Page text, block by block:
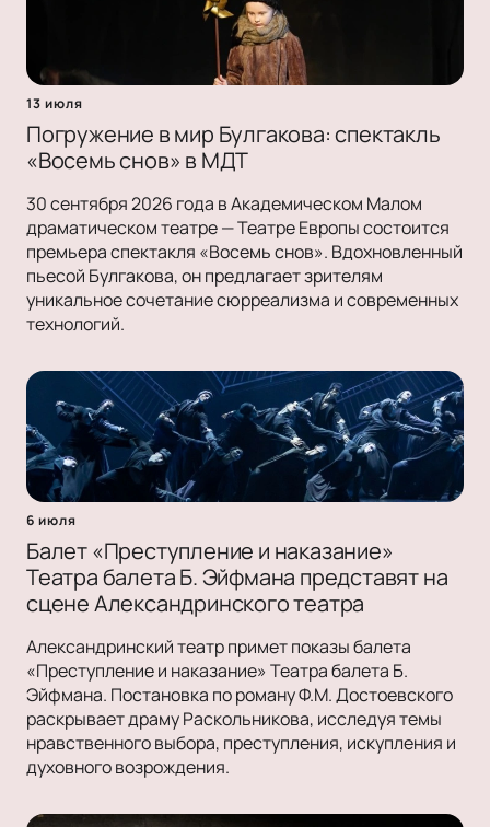
13 июля
Погружение в мир Булгакова: спектакль
«Восемь снов» в МДТ
30 сентября 2026 года в Академическом Малом
драматическом театре — Театре Европы состоится
премьера спектакля «Восемь снов». Вдохновленный
пьесой Булгакова, он предлагает зрителям
уникальное сочетание сюрреализма и современных
технологий.
6 июля
Балет «Преступление и наказание»
Театра балета Б. Эйфмана представят на
сцене Александринского театра
Александринский театр примет показы балета
«Преступление и наказание» Театра балета Б.
Эйфмана. Постановка по роману Ф.М. Достоевского
раскрывает драму Раскольникова, исследуя темы
нравственного выбора, преступления, искупления и
духовного возрождения.